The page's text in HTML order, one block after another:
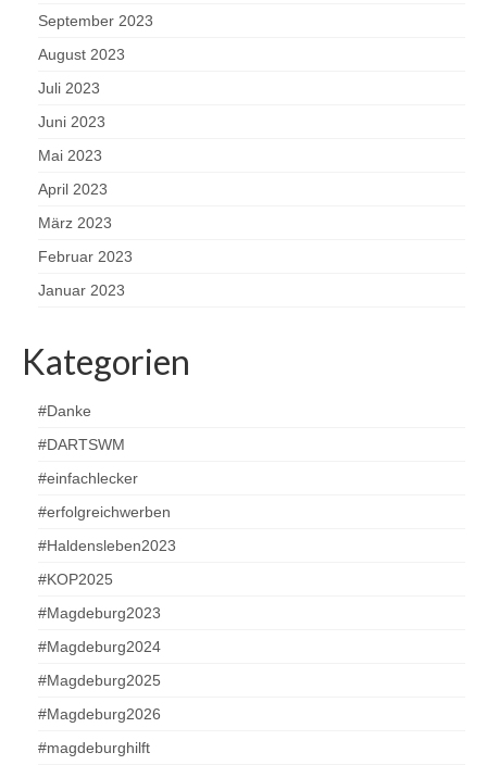
September 2023
August 2023
Juli 2023
Juni 2023
Mai 2023
April 2023
März 2023
Februar 2023
Januar 2023
Kategorien
#Danke
#DARTSWM
#einfachlecker
#erfolgreichwerben
#Haldensleben2023
#KOP2025
#Magdeburg2023
#Magdeburg2024
#Magdeburg2025
#Magdeburg2026
#magdeburghilft